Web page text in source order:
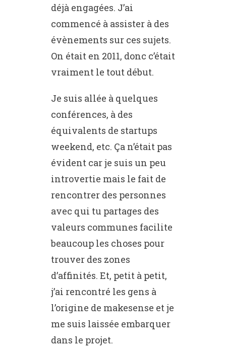
déjà engagées. J’ai
commencé à assister à des
évènements sur ces sujets.
On était en 2011, donc c’était
vraiment le tout début.
Je suis allée à quelques
conférences, à des
équivalents de startups
weekend, etc. Ça n’était pas
évident car je suis un peu
introvertie mais le fait de
rencontrer des personnes
avec qui tu partages des
valeurs communes facilite
beaucoup les choses pour
trouver des zones
d’affinités. Et, petit à petit,
j’ai rencontré les gens à
l’origine de makesense et je
me suis laissée embarquer
dans le projet.